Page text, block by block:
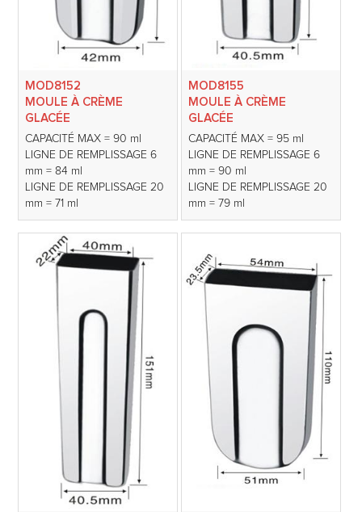
MOD8152
MOULE À CRÈME
GLACÉE
CAPACITÉ MAX = 90 ml
LIGNE DE REMPLISSAGE 6
mm = 84 ml
LIGNE DE REMPLISSAGE 20
mm = 71 ml
MOD8155
MOULE À CRÈME
GLACÉE
CAPACITÉ MAX = 95 ml
LIGNE DE REMPLISSAGE 6
mm = 90 ml
LIGNE DE REMPLISSAGE 20
mm = 79 ml